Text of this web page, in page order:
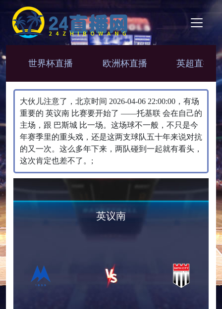
世界杯直播 欧洲杯直播 英超直播
大伙儿注意了，北京时间 2026-04-06 22:00:00，有场
重要的 英议南 比赛要开始了 ——托基联 会在自己的
主场，跟 巴斯城 比一场。​这场球不一般，不只是今
年赛季里的重头戏，还是这两支球队五十年来说对抗
的又一次。这么多年下来，两队碰到一起就有看头，
这次肯定也差不了。;
英议南